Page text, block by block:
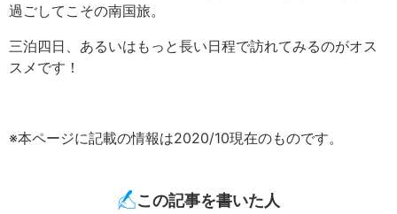
過ごしてこその南国旅。
三泊四日、あるいはもっと長い日程で訪れてみるのがオス
スメです！
※本ページに記載の情報は2020/10現在のものです。
この記事を書いた人